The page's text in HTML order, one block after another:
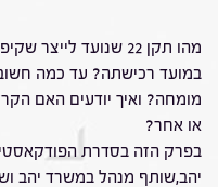
מהו תקן 22 שנועד
במועד רכישתה? עד כמה
מומחה? ואיך יודעים האם
או אחר?
בפרק הזה בסדרת
יהב,שותף מנהל במשרד יהב